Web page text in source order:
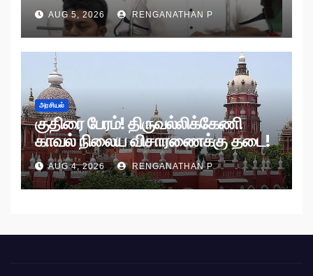
AUG 5, 2026 RENGANATHAN P
அரசியல்
குதிரை பேரம்! திருவல்லிக்கேணி
காவல் நிலைய விசாரணைக்கு தடை!
AUG 4, 2026 RENGANATHAN P